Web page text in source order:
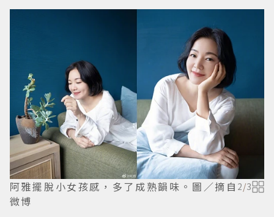
阿雅擺脫小女孩感，多了成熟韻味。圖／摘自
微博
2/3